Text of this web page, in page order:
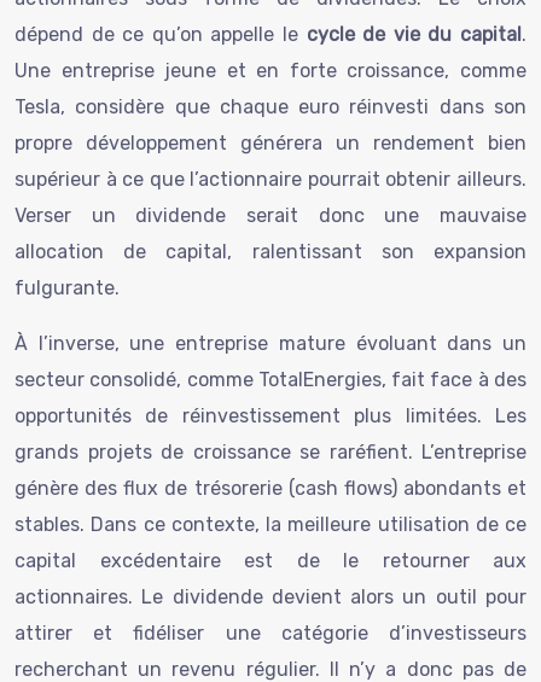
dépend de ce qu’on appelle le cycle de vie du capital.
Une entreprise jeune et en forte croissance, comme
Tesla, considère que chaque euro réinvesti dans son
propre développement générera un rendement bien
supérieur à ce que l’actionnaire pourrait obtenir ailleurs.
Verser un dividende serait donc une mauvaise
allocation de capital, ralentissant son expansion
fulgurante.
À l’inverse, une entreprise mature évoluant dans un
secteur consolidé, comme TotalEnergies, fait face à des
opportunités de réinvestissement plus limitées. Les
grands projets de croissance se raréfient. L’entreprise
génère des flux de trésorerie (cash flows) abondants et
stables. Dans ce contexte, la meilleure utilisation de ce
capital excédentaire est de le retourner aux
actionnaires. Le dividende devient alors un outil pour
attirer et fidéliser une catégorie d’investisseurs
recherchant un revenu régulier. Il n’y a donc pas de